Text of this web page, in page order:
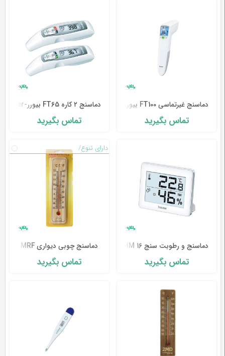
تشخیصی
زیبایی
تجهیزات
پزشکی
درمانی
طب
سنتی
دماسنج غیرتماسی FT100 بیورر-Beurer
تماس بگیرید
دماسنج ۲ کاره FT65 بیورر-Beurer
تماس بگیرید
دماسنج و رطوبت سنج HM 16 بیورر-Beurer
تماس بگیرید
دارای تنوع/
دماسنج چوبی دیواری MRF
تماس بگیرید